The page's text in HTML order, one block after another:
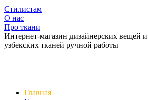
Стилистам
О нас
Про ткани
Интернет-магазин дизайнерских вещей и
узбекских тканей ручной работы
Главная